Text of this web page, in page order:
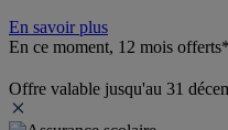
En savoir plus
En ce moment, 12 mois offerts*
Offre valable jusqu'au 31